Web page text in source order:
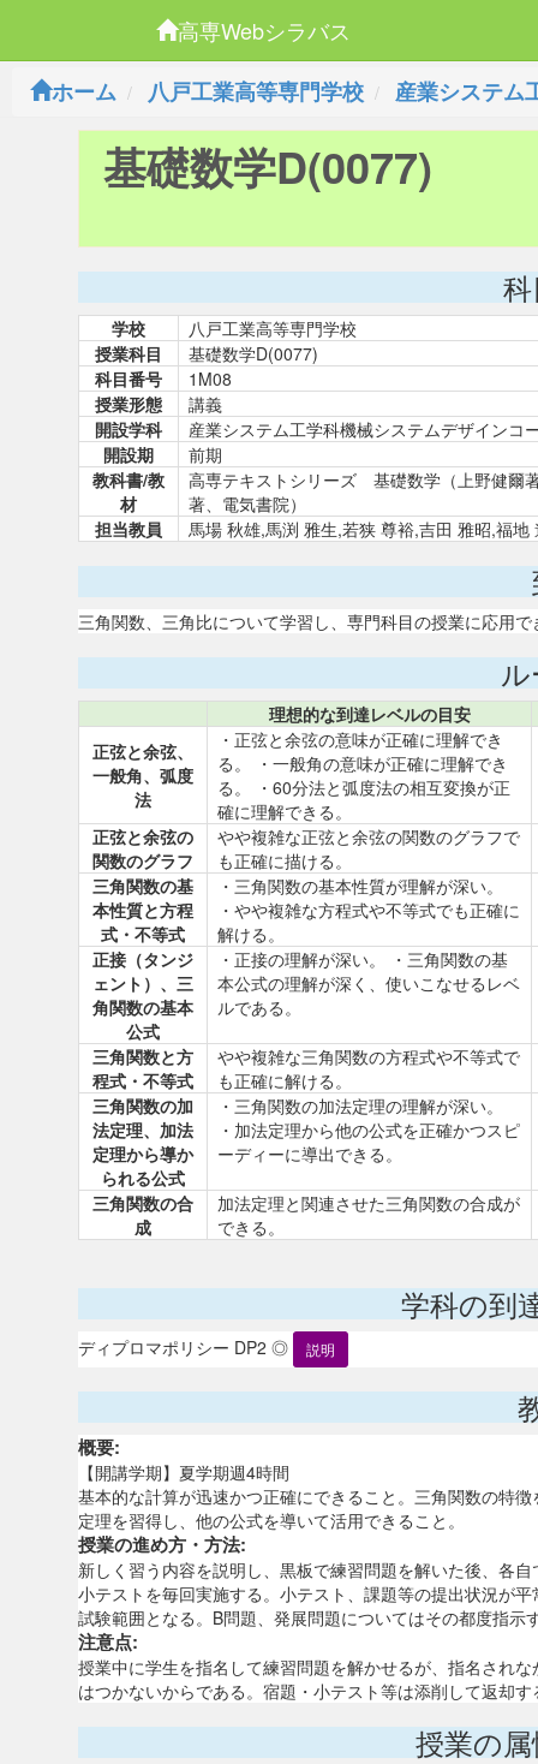
高専Webシラバス
ホーム
八戸工業高等専門学校 産業システム
基礎数学D(0077)
学校
八戸工業高等専門学校
授業科目
基礎数学D(0077)
科目番号
1M08
授業形態
講義
開設学科
産業システム工学科機械システムデザインコ
開設期
前期
教科書/教
材
高専テキストシリーズ 基礎数学（上野健爾
著、電気書院）
担当教員
馬場 秋雄,馬渕 雅生,若狭 尊裕,吉田 雅昭,福地
三角関数、三角比について学習し、専門科目の授業に応用
理想的な到達レベルの目安
正弦と余弦、
一般角、弧度
法
・正弦と余弦の意味が正確に理解でき
る。 ・一般角の意味が正確に理解でき
る。 ・60分法と弧度法の相互変換が正
確に理解できる。
正弦と余弦の
関数のグラフ
やや複雑な正弦と余弦の関数のグラフで
も正確に描ける。
三角関数の基
本性質と方程
式・不等式
・三角関数の基本性質が理解が深い。
・やや複雑な方程式や不等式でも正確に
解ける。
正接（タンジ
ェント）、三
角関数の基本
公式
・正接の理解が深い。 ・三角関数の基
本公式の理解が深く、使いこなせるレベ
ルである。
三角関数と方
程式・不等式
やや複雑な三角関数の方程式や不等式で
も正確に解ける。
三角関数の加
法定理、加法
定理から導か
られる公式
・三角関数の加法定理の理解が深い。
・加法定理から他の公式を正確かつスピ
ーディーに導出できる。
三角関数の合
成
加法定理と関連させた三角関数の合成が
できる。
学科の到
ディプロマポリシー DP2 ◎ 説明
概要:
【開講学期】夏学期週4時間
基本的な計算が迅速かつ正確にできること。三角関数の特
定理を習得し、他の公式を導いて活用できること。
授業の進め方・方法:
新しく習う内容を説明し、黒板で練習問題を解いた後、各
小テストを毎回実施する。小テスト、課題等の提出状況が
試験範囲となる。B問題、発展問題についてはその都度指示
注意点:
授業中に学生を指名して練習問題を解かせるが、指名され
はつかないからである。宿題・小テスト等は添削して返却
授業の